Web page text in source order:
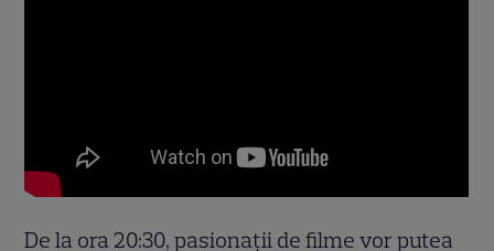
De la ora 20:30, pasionații de filme vor putea